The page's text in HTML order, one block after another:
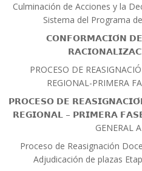
Culminación de Acciones y la
Sistema del Programa
𝗖𝗢𝗡𝗙𝗢𝗥𝗠𝗔𝗖𝗜𝗢́𝗡
PROCESO DE
REGIONAL-PRIMERA
𝗣𝗥𝗢𝗖𝗘𝗦𝗢 𝗗𝗘
𝗥𝗘𝗚𝗜𝗢𝗡𝗔𝗟 – 𝗣𝗥𝗜𝗠𝗘𝗥𝗔 𝗙𝗔𝗦𝗘
GENERAL
Proceso de Reasignación
Adjudicación de plazas